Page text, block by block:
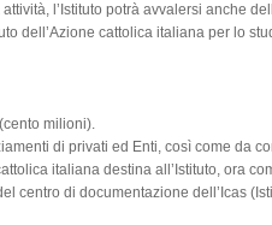
l’Istituto potrà avvalersi anche
dell’Azione cattolica italiana per lo
milioni).
di privati ed Enti, così come da
italiana destina all’Istituto, ora
centro di documentazione dell’Icas